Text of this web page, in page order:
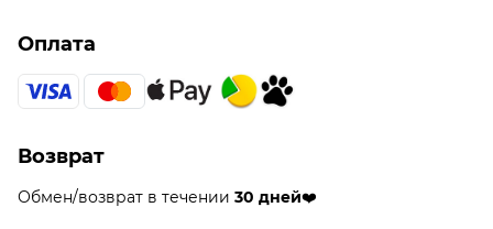
Оплата
Возврат
Обмен/возврат в течении 30 дней❤️